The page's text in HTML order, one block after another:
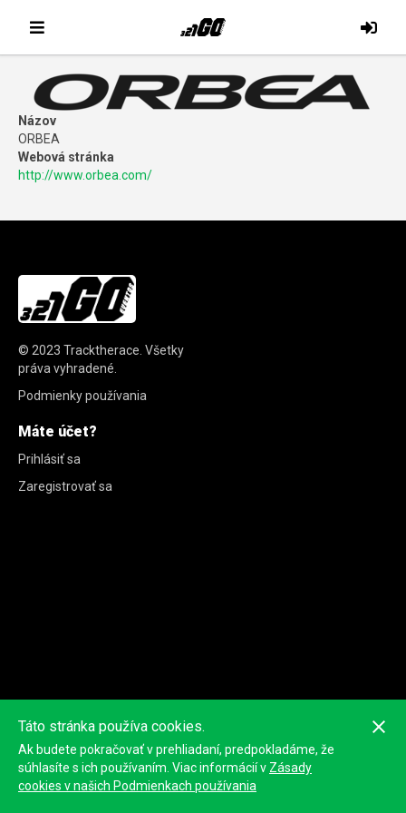
Názov
ORBEA
Webová stránka
http://www.orbea.com/
© 2023 Tracktherace Všetky
práva vyhradené.
Podmienky používania
Máte účet?
Prihlásiť sa
Zaregistrovať sa
Táto stránka používa cookies.
Ak budete pokračovať v prehliadaní, predpokladáme, že
súhlasíte s ich používaním. Viac informácií v Zásady
cookies v našich Podmienkach používania